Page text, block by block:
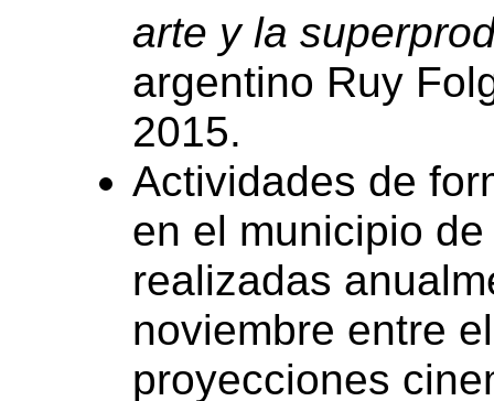
arte y la
argentino Ruy
2015.
Actividades de
en el municipio
realizadas
noviembre entre
proyecciones